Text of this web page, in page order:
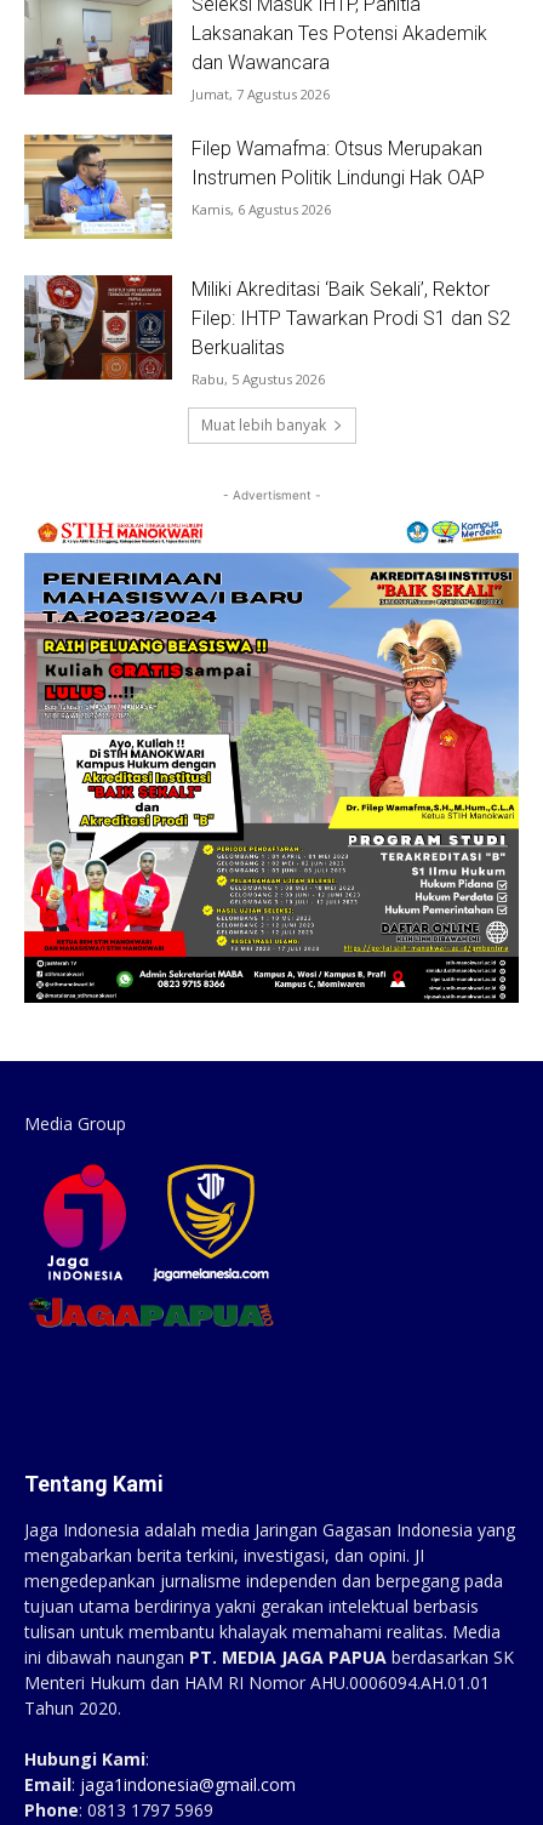
Seleksi Masuk IHTP, Panitia
Laksanakan Tes Potensi Akademik
dan Wawancara
Jumat, 7 Agustus 2026
Filep Wamafma: Otsus Merupakan
Instrumen Politik Lindungi Hak OAP
Kamis, 6 Agustus 2026
Miliki Akreditasi ‘Baik Sekali’, Rektor
Filep: IHTP Tawarkan Prodi S1 dan S2
Berkualitas
Rabu, 5 Agustus 2026
Muat lebih banyak
- Advertisment -
Media Group
Tentang Kami
Jaga Indonesia adalah media Jaringan Gagasan Indonesia yang
mengabarkan berita terkini, investigasi, dan opini. JI
mengedepankan jurnalisme independen dan berpegang pada
tujuan utama berdirinya yakni gerakan intelektual berbasis
tulisan untuk membantu khalayak memahami realitas. Media
ini dibawah naungan PT. MEDIA JAGA PAPUA berdasarkan SK
Menteri Hukum dan HAM RI Nomor AHU.0006094.AH.01.01
Tahun 2020.
Hubungi Kami:
Email: jaga1indonesia@gmail.com
Phone: 0813 1797 5969